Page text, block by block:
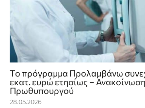
Το πρόγραμμα Προλαμβάνω
εκατ. ευρώ ετησίως –
Πρωθυπουργού
28.05.2026